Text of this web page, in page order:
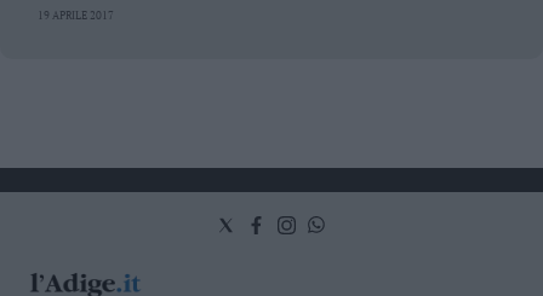
19 APRILE 2017